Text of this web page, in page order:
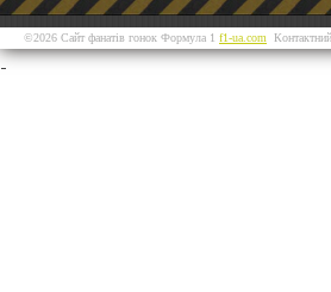
©2026 Сайт фанатів гонок Формула 1 f1-ua.com